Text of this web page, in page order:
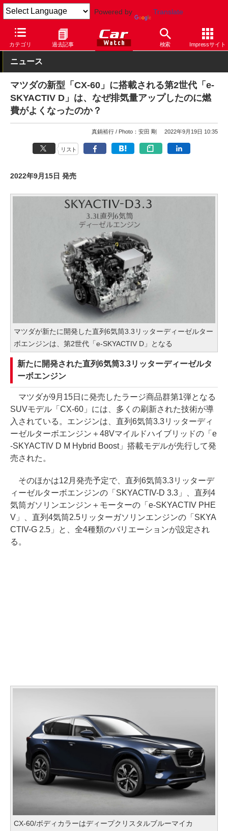
Powered by Translate
カテゴリ 過去記事 検索 Impressサイト
Car Watch 自動車 マツダ CX-60
ニュース
マツダの新型「CX-60」に搭載される第2世代「e-
SKYACTIV D」は、なぜ排気量アップしたのに燃
費がよくなったのか？
真鍋裕行 Photo：安田 剛 2022年9月19日 10:35
リスト
2022年9月15日 発売
マツダが新たに開発した直列6気筒3.3リッターディーゼルター
ボエンジンは、第2世代「e-SKYACTIV D」となる
新たに開発された直列6気筒3.3リッターディーゼルタ
ーボエンジン
マツダが9月15日に発売したラージ商品群第1弾となる
SUVモデル「CX-60」には、多くの刷新された技術が導
入されている。エンジンは、直列6気筒3.3リッターディ
ーゼルターボエンジン＋48Vマイルドハイブリッドの「e
-SKYACTIV D M Hybrid Boost」搭載モデルが先行して発
売された。
そのほかは12月発売予定で、直列6気筒3.3リッターデ
ィーゼルターボエンジンの「SKYACTIV-D 3.3」、直列4
気筒ガソリンエンジン＋モーターの「e-SKYACTIV PHE
V」、直列4気筒2.5リッターガソリンエンジンの「SKYA
CTIV-G 2.5」と、全4種類のバリエーションが設定され
る。
CX-60/ボディカラーはディープクリスタルブルーマイカ